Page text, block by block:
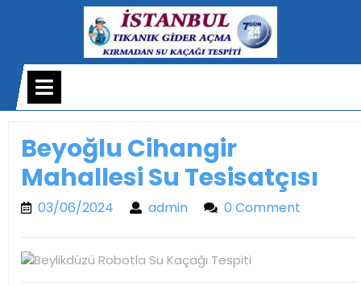
Beyoğlu Cihangir
Mahallesi Su Tesisatçısı
03/06/2024 03/06/2024
adminadmin0 Comment